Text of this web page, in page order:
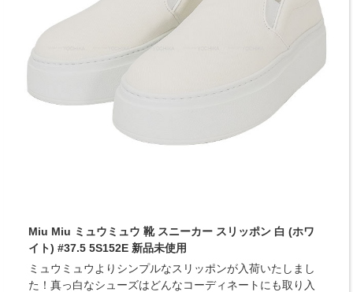
Miu Miu ミュウミュウ 靴 スニーカー スリッポン 白 (ホワ
イト) #37.5 5S152E 新品未使用
ミュウミュウよりシンプルなスリッポンが入荷いたしまし
た！真っ白なシューズはどんなコーディネートにも取り入